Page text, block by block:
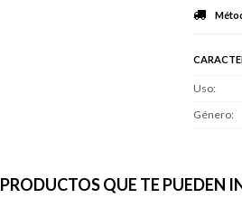
Uso
Género
PRODUCTOS QUE TE PUEDEN